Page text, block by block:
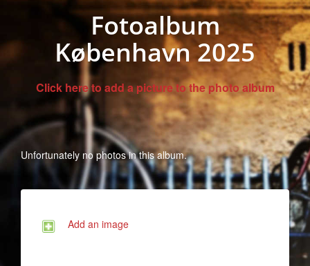
Fotoalbum
København 2025
Click here to add a picture to the photo album
Unfortunately no photos in this album.
Add an image